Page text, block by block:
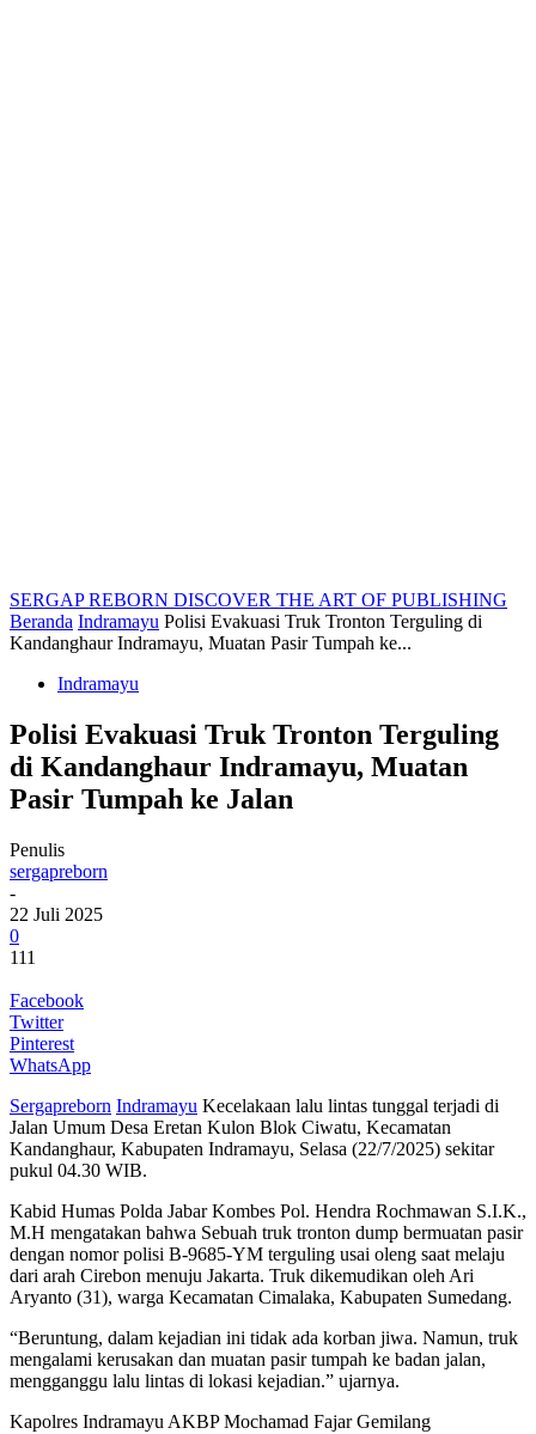
SERGAP REBORN DISCOVER THE ART OF PUBLISHING
Beranda Indramayu Polisi Evakuasi Truk Tronton Terguling di
Kandanghaur Indramayu, Muatan Pasir Tumpah ke...
Indramayu
Polisi Evakuasi Truk Tronton Terguling
di Kandanghaur Indramayu, Muatan
Pasir Tumpah ke Jalan
Penulis
sergapreborn
-
22 Juli 2025
0
111
Facebook
Twitter
Pinterest
WhatsApp
Sergapreborn Indramayu Kecelakaan lalu lintas tunggal terjadi di
Jalan Umum Desa Eretan Kulon Blok Ciwatu, Kecamatan
Kandanghaur, Kabupaten Indramayu, Selasa (22/7/2025) sekitar
pukul 04.30 WIB.
Kabid Humas Polda Jabar Kombes Pol. Hendra Rochmawan S.I.K.,
M.H mengatakan bahwa Sebuah truk tronton dump bermuatan pasir
dengan nomor polisi B-9685-YM terguling usai oleng saat melaju
dari arah Cirebon menuju Jakarta. Truk dikemudikan oleh Ari
Aryanto (31), warga Kecamatan Cimalaka, Kabupaten Sumedang.
“Beruntung, dalam kejadian ini tidak ada korban jiwa. Namun, truk
mengalami kerusakan dan muatan pasir tumpah ke badan jalan,
mengganggu lalu lintas di lokasi kejadian.” ujarnya.
Kapolres Indramayu AKBP Mochamad Fajar Gemilang